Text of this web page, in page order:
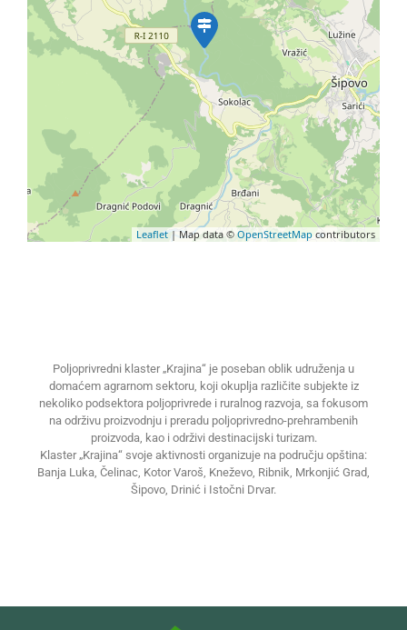
Leaflet | Map data © OpenStreetMap contributors
Poljoprivredni klaster „Krajina“ je poseban oblik udruženja u
domaćem agrarnom sektoru, koji okuplja različite subjekte iz
nekoliko podsektora poljoprivrede i ruralnog razvoja, sa fokusom
na održivu proizvodnju i preradu poljoprivredno-prehrambenih
proizvoda, kao i održivi destinacijski turizam.
Klaster „Krajina“ svoje aktivnosti organizuje na području opština:
Banja Luka, Čelinac, Kotor Varoš, Kneževo, Ribnik, Mrkonjić Grad,
Šipovo, Drinić i Istočni Drvar.